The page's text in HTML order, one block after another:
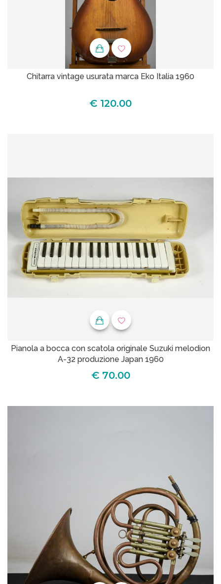
Chitarra vintage usurata marca Eko Italia 1960
€ 120.00
Pianola a bocca con scatola originale Suzuki melodion
A-32 produzione Japan 1960
€ 70.00